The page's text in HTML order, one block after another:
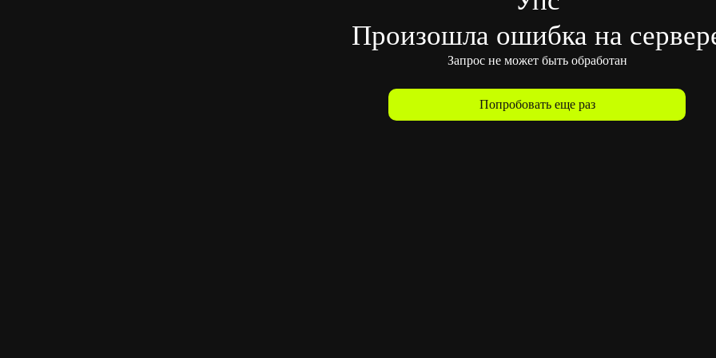
Произошла ошибка на
Запрос не может быть обработан
Попробовать еще раз